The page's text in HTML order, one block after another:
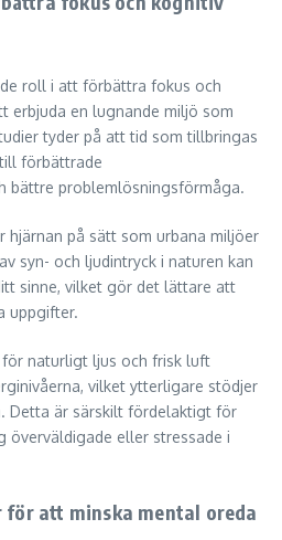
roll i att förbättra fokus och
erbjuda en lugnande miljö som
tyder på att tid som tillbringas
förbättrade
bättre problemlösningsförmåga.
hjärnan på sätt som urbana miljöer
syn- och ljudintryck i naturen kan
sinne, vilket gör det lättare att
uppgifter.
naturligt ljus och frisk luft
vilket ytterligare stödjer
Detta är särskilt fördelaktigt för
överväldigade eller stressade i
att minska mental oreda